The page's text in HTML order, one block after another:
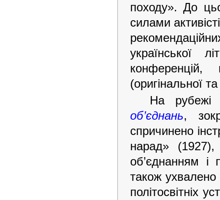
походу». До
силами
української
конференцій,
(оригінальної
На
об’єднань,
спричинено
нарад» (1927),
об’єднанням і
також ухвалено
політосвітніх